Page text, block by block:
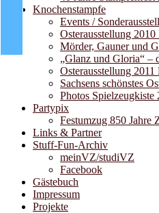
Knochenstampfe
Events /
Osterausstellung
Mörder, Gauner und
„Glanz und Gloria“ –
Osterausstellung
Sachsens schönstes
Photos Spielzeugkiste
Partypix
Festumzug 850 Jahre
Links & Partner
Stuff-Fun-Archiv
meinVZ/studiVZ
Facebook
Gästebuch
Impressum
Projekte